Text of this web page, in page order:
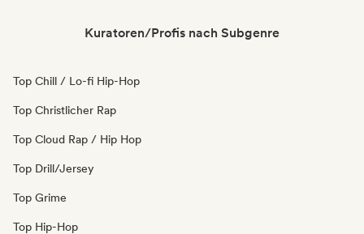
Kuratoren/Profis nach Subgenre
Top Chill / Lo-fi Hip-Hop
Top Christlicher Rap
Top Cloud Rap / Hip Hop
Top Drill/Jersey
Top Grime
Top Hip-Hop